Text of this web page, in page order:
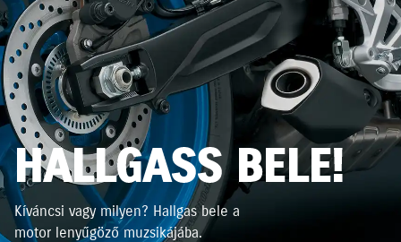
HALLGASS BELE!
Kíváncsi vagy milyen? Hallgas bele a
motor lenyűgöző muzsikájába.